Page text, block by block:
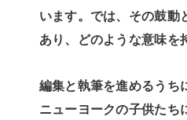
います。では、その鼓動
あり、どのような意味を
編集と執筆を進めるうち
ニューヨークの子供たち